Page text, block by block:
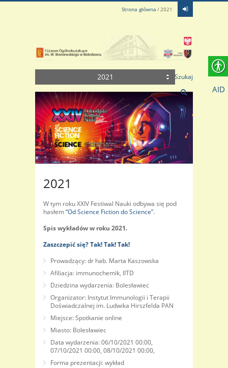
Strona główna 2021
2021 Szukaj
2021
W tym roku XXIV Festiwal Nauki odbywa się pod
hasłem“Od Science Fiction do Science”.
Spis wykładów w roku 2021.
Zaszczepić się? Tak! Tak! Tak!
Prowadzący: dr hab. Marta Kaszowska
Afiliacja: immunochemik, IITD
Dziedzina wydarzenia: Bolesławiec
Organizator: Instytut Immunologii i Terapii
Doświadczalnej im. Ludwika Hirszfelda PAN
Miejsce: Spotkanie online
Miasto: Bolesławiec
Data wydarzenia: 06/10/2021 00:00,
07/10/2021 00:00, 08/10/2021 00:00,
Forma prezentacji: wykład
AID